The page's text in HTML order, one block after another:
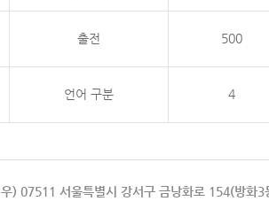
출전 500
언어 구분 4
우) 07511 서울특별시 강서구 금낭화로 154(방화3